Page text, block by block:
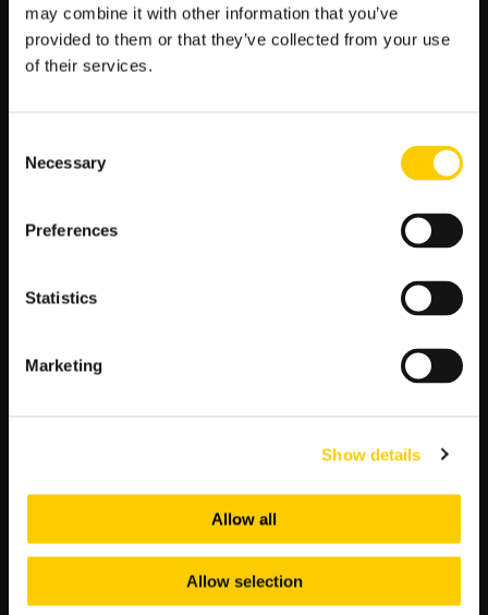
may combine it with other information that you’ve
provided to them or that they’ve collected from your use
of their services.
Selection
Necessary
Preferences
Statistics
Marketing
Show details
Allow all
Allow selection
wydaje się jednak, że to Motor Lublin powinien być w stanie
sięgnąć po 3 punkty, które uspokoiłyby także i kibiców z
Lublina, którzy mają duże oczekiwania wobec swojego zespołu
Zobacz
←Poprzedni artykuł Następny artykuł→
SZUKAJ
Mecze Polski
Mundial 2026 Terminarz Kursy
Typy Bukmacherskie na dziś